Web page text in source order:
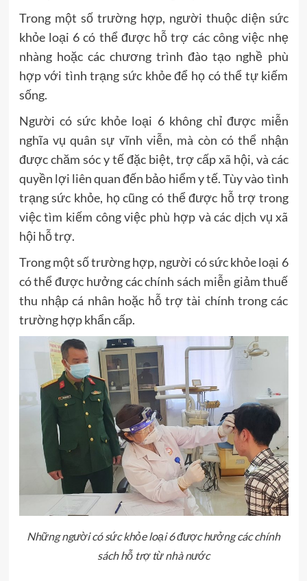
Trong một số trường hợp, người thuộc diện sức
khỏe loại 6 có thể được hỗ trợ các công việc nhẹ
nhàng hoặc các chương trình đào tạo nghề phù
hợp với tình trạng sức khỏe để họ có thể tự kiếm
sống.
Người có sức khỏe loại 6 không chỉ được miễn
nghĩa vụ quân sự vĩnh viễn, mà còn có thể nhận
được chăm sóc y tế đặc biệt, trợ cấp xã hội, và các
quyền lợi liên quan đến bảo hiểm y tế. Tùy vào tình
trạng sức khỏe, họ cũng có thể được hỗ trợ trong
việc tìm kiếm công việc phù hợp và các dịch vụ xã
hội hỗ trợ.
Trong một số trường hợp, người có sức khỏe loại 6
có thể được hưởng các chính sách miễn giảm thuế
thu nhập cá nhân hoặc hỗ trợ tài chính trong các
trường hợp khẩn cấp.
Những người có sức khỏe loại 6 được hưởng các chính
sách hỗ trợ từ nhà nước